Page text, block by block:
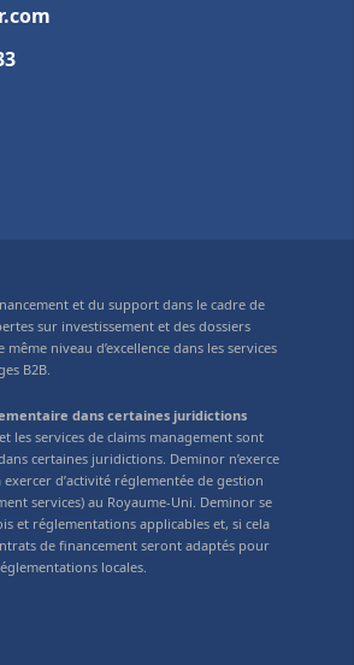
et du support dans le cadre de
sur investissement et des dossiers
niveau d’excellence dans les services
B2B.
dans certaines juridictions
les services de claims management sont
certaines juridictions. Deminor n’exerce
exercer d’activité réglementée de gestion
services) au Royaume-Uni. Deminor se
et réglementations applicables et, si cela
de financement seront adaptés pour
locales.